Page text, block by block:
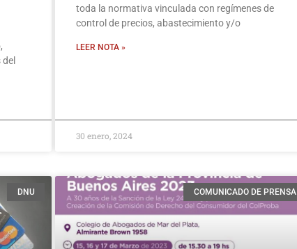
toda la normativa vinculada con regímenes de
control de precios, abastecimiento y/o
LEER NOTA »
30 enero, 2024
DNU COMUNICADO DE PRENSA